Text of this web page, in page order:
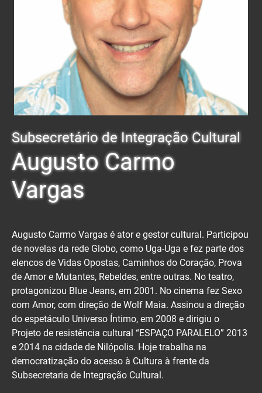
Subsecretário de Integração Cultural
Augusto Carmo
Vargas
Augusto Carmo Vargas é ator e gestor cultural. Participou
de novelas da rede Globo, como Uga-Uga e fez parte dos
elencos de Vidas Opostas, Caminhos do Coração, Prova
de Amor e Mutantes, Rebeldes, entre outras. No teatro,
protagonizou Blue Jeans, em 2001. No cinema fez Sexo
com Amor, com direção de Wolf Maia. Assinou a direção
do espetáculo Universo Íntimo, em 2008 e dirigiu o
Projeto de resistência cultural “ESPAÇO PARALELO” 2013
e 2014 na cidade de Nilópolis. Hoje trabalha na
democratização do acesso à Cultura à frente da
Subsecretaria de Integração Cultural.